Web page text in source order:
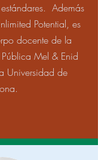
Además
Potential, es
docente de la
Mel & Enid
Universidad de